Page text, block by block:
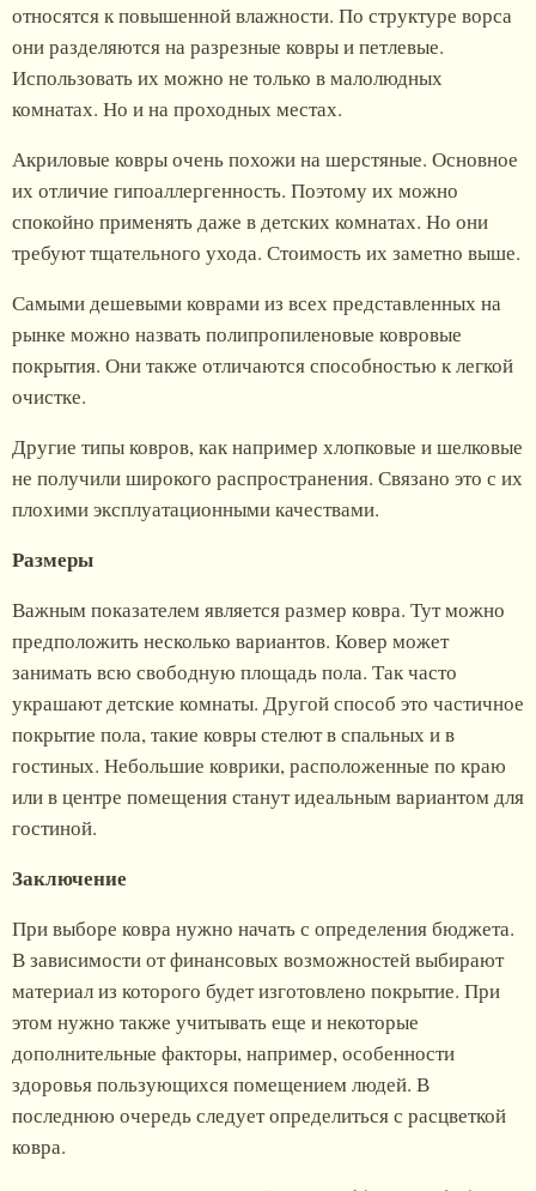
относятся к повышенной влажности. По структуре ворса
они разделяются на разрезные ковры и петлевые.
Использовать их можно не только в малолюдных
комнатах. Но и на проходных местах.
Акриловые ковры очень похожи на шерстяные. Основное
их отличие гипоаллергенность. Поэтому их можно
спокойно применять даже в детских комнатах. Но они
требуют тщательного ухода. Стоимость их заметно выше.
Самыми дешевыми коврами из всех представленных на
рынке можно назвать полипропиленовые ковровые
покрытия. Они также отличаются способностью к легкой
очистке.
Другие типы ковров, как например хлопковые и шелковые
не получили широкого распространения. Связано это с их
плохими эксплуатационными качествами.
Размеры
Важным показателем является размер ковра. Тут можно
предположить несколько вариантов. Ковер может
занимать всю свободную площадь пола. Так часто
украшают детские комнаты. Другой способ это частичное
покрытие пола, такие ковры стелют в спальных и в
гостиных. Небольшие коврики, расположенные по краю
или в центре помещения станут идеальным вариантом для
гостиной.
Заключение
При выборе ковра нужно начать с определения бюджета.
В зависимости от финансовых возможностей выбирают
материал из которого будет изготовлено покрытие. При
этом нужно также учитывать еще и некоторые
дополнительные факторы, например, особенности
здоровья пользующихся помещением людей. В
последнюю очередь следует определиться с расцветкой
ковра.